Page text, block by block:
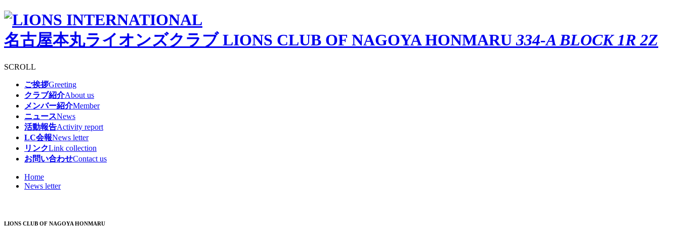
名古屋本丸ライオンズクラブ LIONS CLUB OF NAGOYA HONMARU 334-A BLOCK 1R 2Z
SCROLL
ご挨拶Greeting
クラブ紹介About us
メンバー紹介Member
ニュースNews
活動報告Activity report
LC会報News letter
リンクLink collection
お問い合わせContact us
Home
News letter
LIONS CLUB OF NAGOYA HONMARU